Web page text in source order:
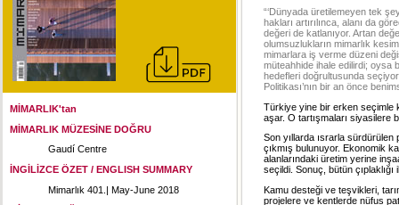
MİMARLIK'tan
MİMARLIK MÜZESİNE DOĞRU
Gaudí Centre
İNGİLİZCE ÖZET / ENGLISH SUMMARY
Mimarlık 401.| May-June 2018
“‘Dünyada üretilemeyen tek
hakları artırılınca, alanı da
değeri de katlanıyor. Artan
olumsuzlukların mimarlık
mimarlara iş verme düzeni
müteahhide ihale edilirdi; oysa
hedefleri doğrultusunda
Politikası’nın bir an önce
Türkiye yine bir erken seçimle
aşar. O tartışmaları siyasilere
Son yıllarda ısrarla sürdürülen
çıkmış bulunuyor. Ekonomik
alanlarındaki üretim yerine
seçildi. Sonuç, bütün
Kamu desteği ve teşvikleri,
projelere ve kentlerde nüfus